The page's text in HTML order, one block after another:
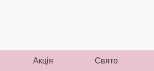
Акція Свято